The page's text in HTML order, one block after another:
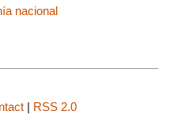
nacional
RSS 2.0